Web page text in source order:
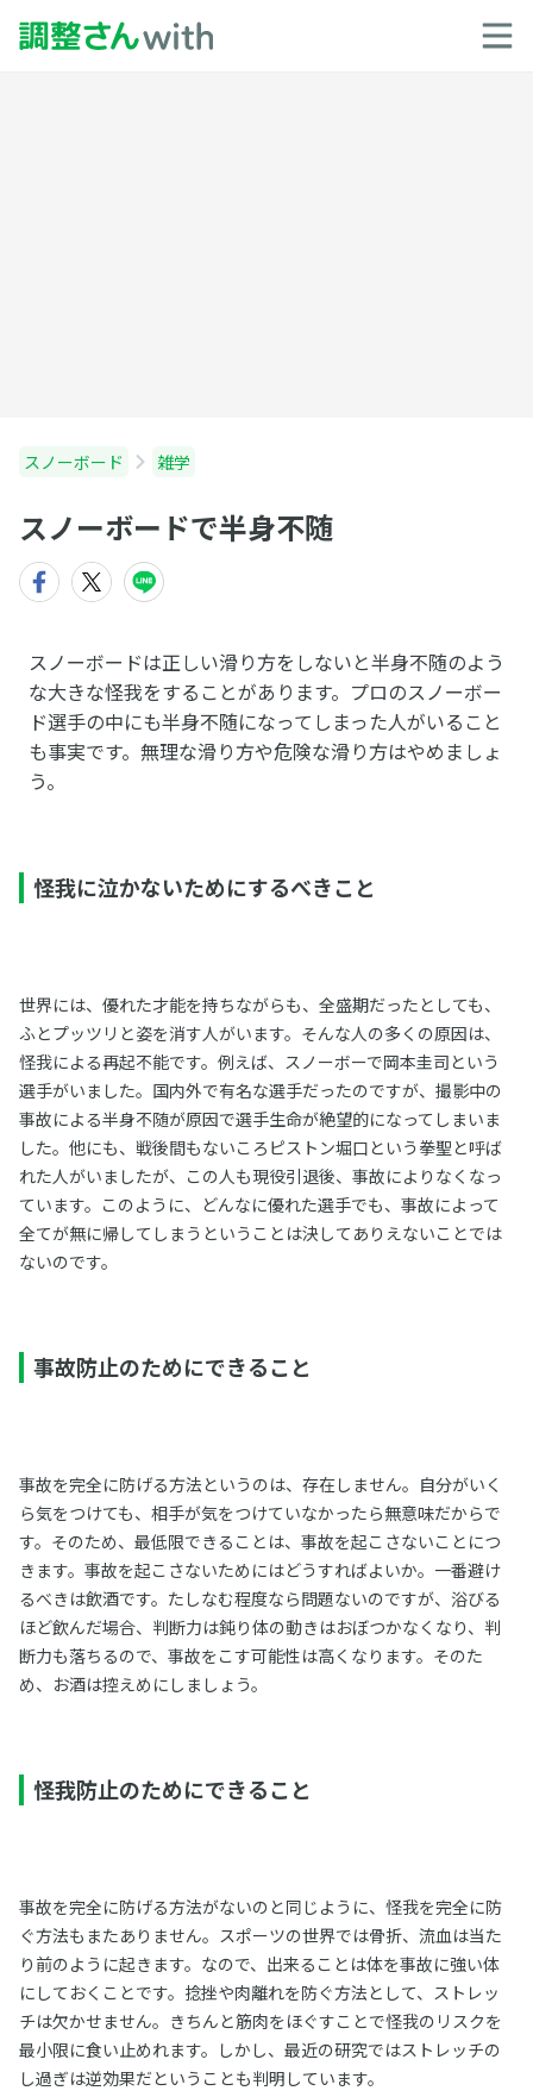
スノーボード 雑学
スノーボードで半身不随
スノーボードは正しい滑り方をしないと半身不随のよう
な大きな怪我をすることがあります。プロのスノーボー
ド選手の中にも半身不随になってしまった人がいること
も事実です。無理な滑り方や危険な滑り方はやめましょ
う。
怪我に泣かないためにするべきこと
世界には、優れた才能を持ちながらも、全盛期だったとしても、
ふとプッツリと姿を消す人がいます。そんな人の多くの原因は、
怪我による再起不能です。例えば、スノーボーで岡本圭司という
選手がいました。国内外で有名な選手だったのですが、撮影中の
事故による半身不随が原因で選手生命が絶望的になってしまいま
した。他にも、戦後間もないころピストン堀口という拳聖と呼ば
れた人がいましたが、この人も現役引退後、事故によりなくなっ
ています。このように、どんなに優れた選手でも、事故によって
全てが無に帰してしまうということは決してありえないことでは
ないのです。
事故防止のためにできること
事故を完全に防げる方法というのは、存在しません。自分がいく
ら気をつけても、相手が気をつけていなかったら無意味だからで
す。そのため、最低限できることは、事故を起こさないことにつ
きます。事故を起こさないためにはどうすればよいか。一番避け
るべきは飲酒です。たしなむ程度なら問題ないのですが、浴びる
ほど飲んだ場合、判断力は鈍り体の動きはおぼつかなくなり、判
断力も落ちるので、事故をこす可能性は高くなります。そのた
め、お酒は控えめにしましょう。
怪我防止のためにできること
事故を完全に防げる方法がないのと同じように、怪我を完全に防
ぐ方法もまたありません。スポーツの世界では骨折、流血は当た
り前のように起きます。なので、出来ることは体を事故に強い体
にしておくことです。捻挫や肉離れを防ぐ方法として、ストレッ
チは欠かせません。きちんと筋肉をほぐすことで怪我のリスクを
最小限に食い止めれます。しかし、最近の研究ではストレッチの
し過ぎは逆効果だということも判明しています。